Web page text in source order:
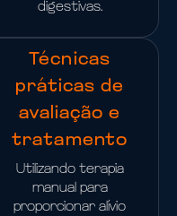
digestivas.
Técnicas
práticas de
avaliação e
tratamento
Utilizando terapia
manual para
proporcionar alívio